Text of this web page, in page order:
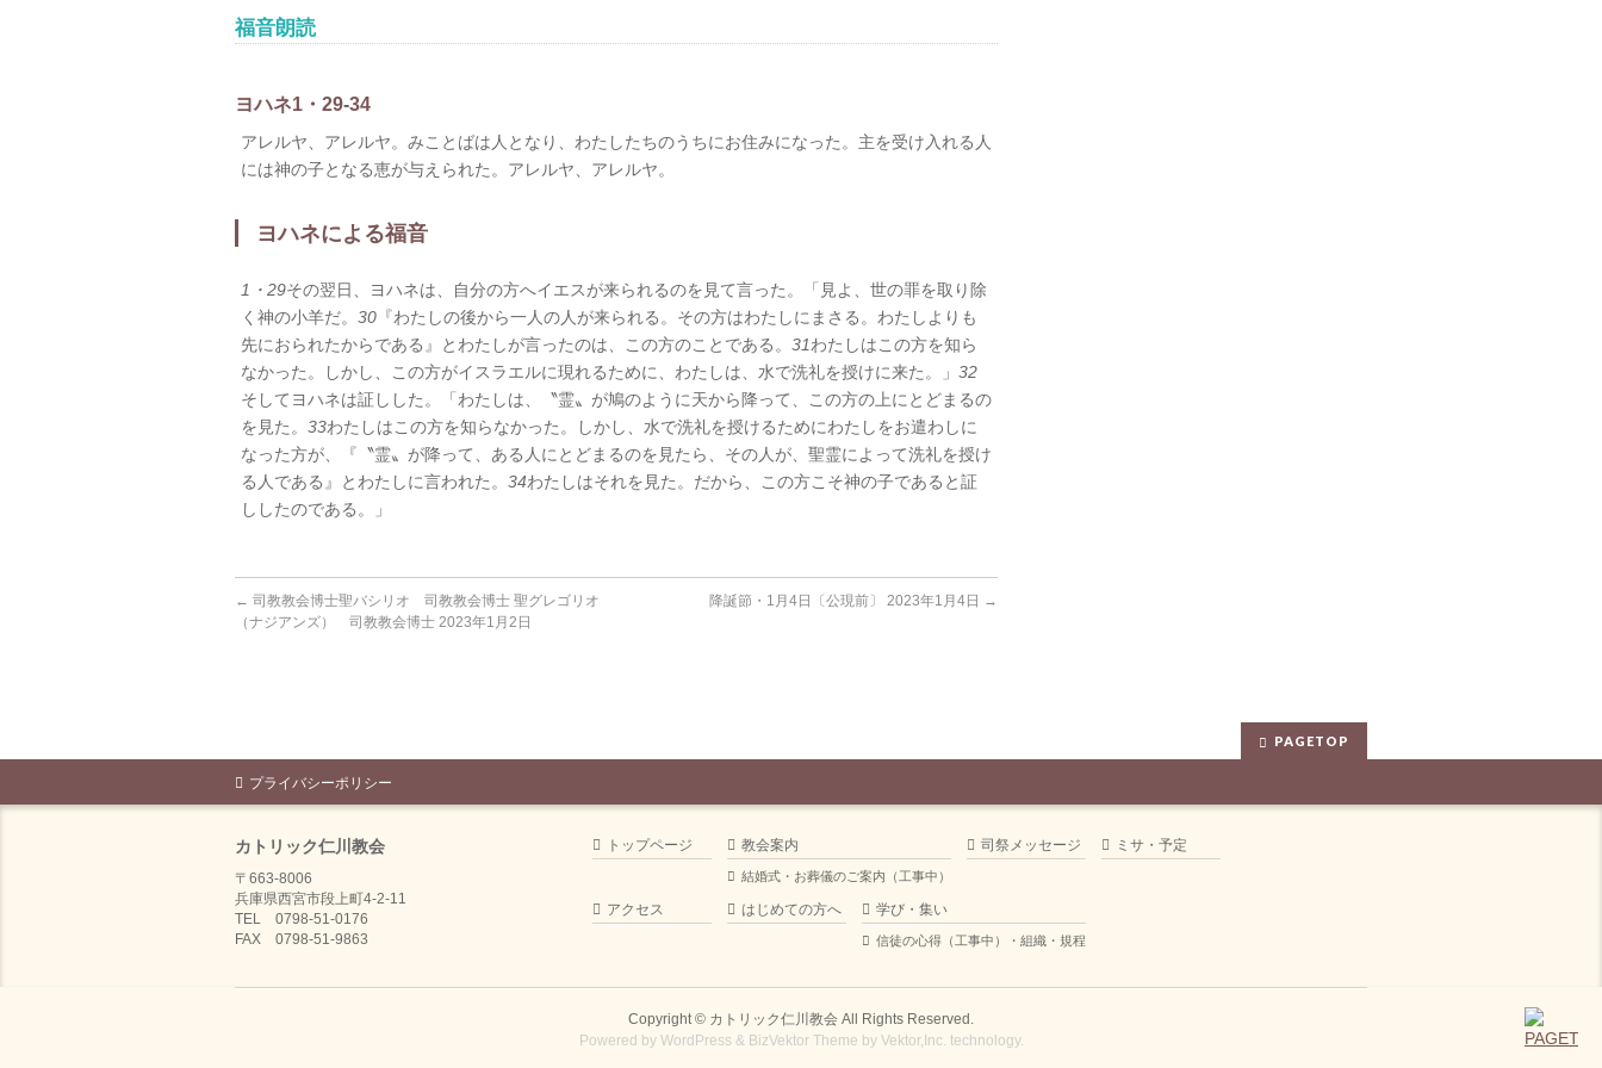
福音朗読
ヨハネ1・29-34
アレルヤ、アレルヤ。みことばは人となり、わたしたちのうちにお住みになった。主を受け入れる人
には神の子となる恵が与えられた。アレルヤ、アレルヤ。
ヨハネによる福音
1・29その翌日、ヨハネは、自分の方へイエスが来られるのを見て言った。「見よ、世の罪を取り除
く神の小羊だ。 30 『わたしの後から一人の人が来られる。その方はわたしにまさる。わたしよりも
先におられたからである』とわたしが言ったのは、この方のことである。 31わたしはこの方を知ら
なかった。しかし、この方がイスラエルに現れるために、わたしは、水で洗礼を授けに来た。」 32
そしてヨハネは証しした。「わたしは、〝霊〟が鳩のように天から降って、この方の上にとどまるの
を見た。 33わたしはこの方を知らなかった。しかし、水で洗礼を授けるためにわたしをお遣わしに
なった方が、『〝霊〟が降って、ある人にとどまるのを見たら、その人が、聖霊によって洗礼を授け
る人である』とわたしに言われた。 34わたしはそれを見た。だから、この方こそ神の子であると証
ししたのである。」
← 司教教会博士聖バシリオ 司教教会博士 聖グレゴリオ
（ナジアンズ） 司教教会博士 2023年1月2日
降誕節・1月4日〔公現前〕 2023年1月4日 →
PAGETOP
プライバシーポリシー
カトリック仁川教会
〒663-8006
兵庫県西宮市段上町4-2-11
TEL 0798-51-0176
FAX 0798-51-9863
トップページ 教会案内
結婚式・お葬儀のご案内（工事中）
司祭メッセージ ミサ・予定
アクセス はじめての方へ 学び・集い
信徒の心得（工事中）・組織・規程
Copyright © カトリック仁川教会 All Rights Reserved.
Powered by WordPress & BizVektor Theme by Vektor,Inc. technology.